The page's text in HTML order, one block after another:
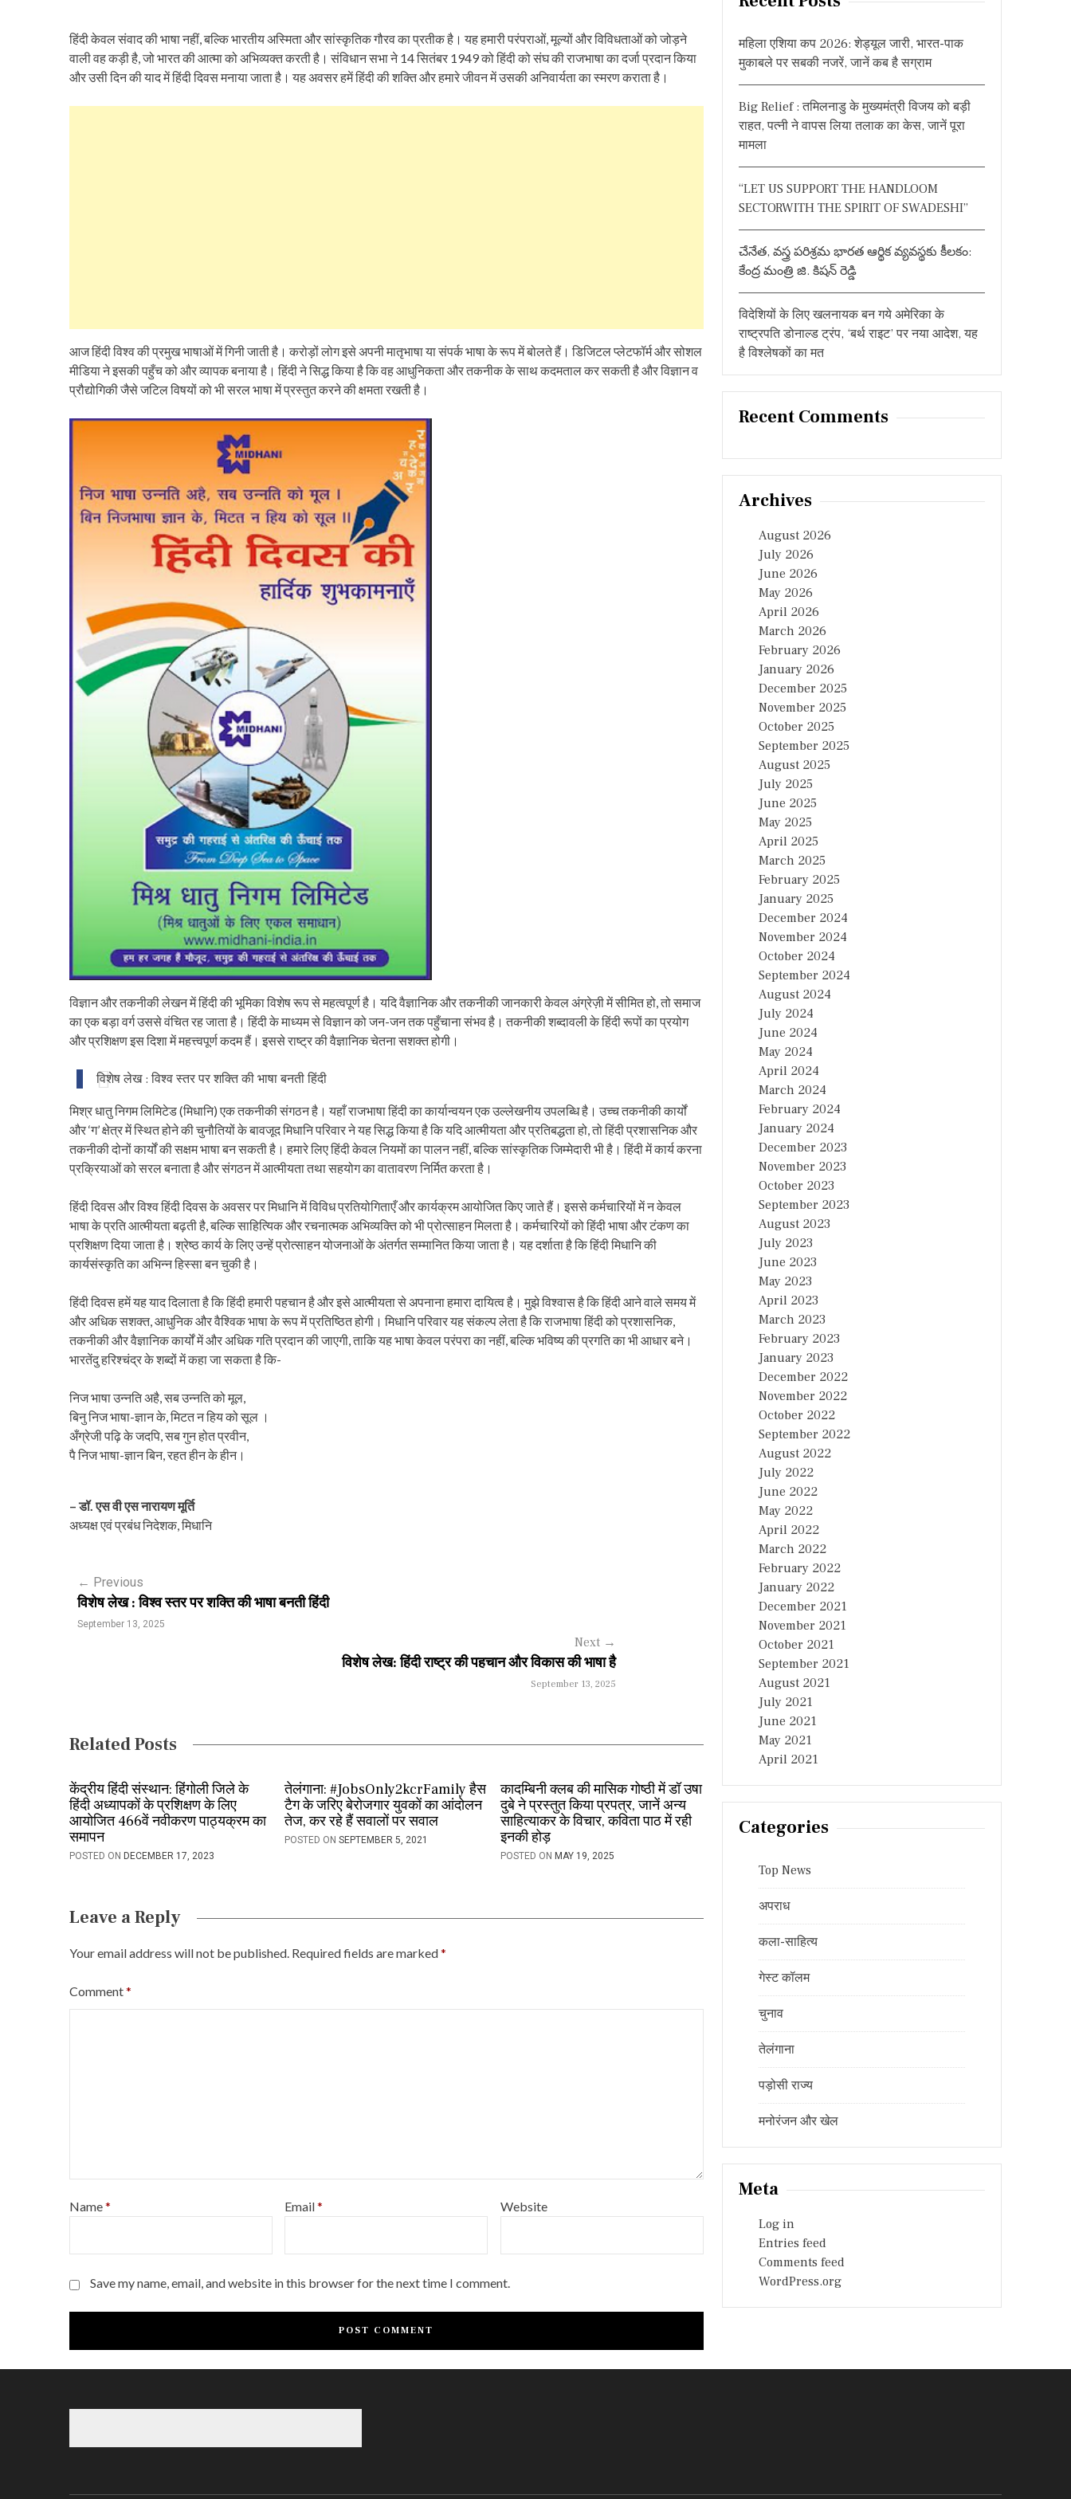
हिंदी केवल संवाद की भाषा नहीं, बल्कि भारतीय अस्मिता और सांस्कृतिक गौरव का प्रतीक है। यह हमारी परंपराओं, मूल्यों और विविधताओं को जोड़ने
वाली वह कड़ी है, जो भारत की आत्मा को अभिव्यक्त करती है। संविधान सभा ने 14 सितंबर 1949 को हिंदी को संघ की राजभाषा का दर्जा प्रदान किया
और उसी दिन की याद में हिंदी दिवस मनाया जाता है। यह अवसर हमें हिंदी की शक्ति और हमारे जीवन में उसकी अनिवार्यता का स्मरण कराता है।
आज हिंदी विश्व की प्रमुख भाषाओं में गिनी जाती है। करोड़ों लोग इसे अपनी मातृभाषा या संपर्क भाषा के रूप में बोलते हैं। डिजिटल प्लेटफॉर्म और सोशल
मीडिया ने इसकी पहुँच को और व्यापक बनाया है। हिंदी ने सिद्ध किया है कि वह आधुनिकता और तकनीक के साथ कदमताल कर सकती है और विज्ञान व
प्रौद्योगिकी जैसे जटिल विषयों को भी सरल भाषा में प्रस्तुत करने की क्षमता रखती है।
विज्ञान और तकनीकी लेखन में हिंदी की भूमिका विशेष रूप से महत्वपूर्ण है। यदि वैज्ञानिक और तकनीकी जानकारी केवल अंग्रेज़ी में सीमित हो, तो समाज
का एक बड़ा वर्ग उससे वंचित रह जाता है। हिंदी के माध्यम से विज्ञान को जन-जन तक पहुँचाना संभव है। तकनीकी शब्दावली के हिंदी रूपों का प्रयोग
और प्रशिक्षण इस दिशा में महत्त्वपूर्ण कदम हैं। इससे राष्ट्र की वैज्ञानिक चेतना सशक्त होगी।
विशेष लेख : विश्व स्तर पर शक्ति की भाषा बनती हिंदी
मिश्र धातु निगम लिमिटेड (मिधानि) एक तकनीकी संगठन है। यहाँ राजभाषा हिंदी का कार्यान्वयन एक उल्लेखनीय उपलब्धि है। उच्च तकनीकी कार्यों
और ‘ग’ क्षेत्र में स्थित होने की चुनौतियों के बावजूद मिधानि परिवार ने यह सिद्ध किया है कि यदि आत्मीयता और प्रतिबद्धता हो, तो हिंदी प्रशासनिक और
तकनीकी दोनों कार्यों की सक्षम भाषा बन सकती है। हमारे लिए हिंदी केवल नियमों का पालन नहीं, बल्कि सांस्कृतिक जिम्मेदारी भी है। हिंदी में कार्य करना
प्रक्रियाओं को सरल बनाता है और संगठन में आत्मीयता तथा सहयोग का वातावरण निर्मित करता है।
हिंदी दिवस और विश्व हिंदी दिवस के अवसर पर मिधानि में विविध प्रतियोगिताएँ और कार्यक्रम आयोजित किए जाते हैं। इससे कर्मचारियों में न केवल
भाषा के प्रति आत्मीयता बढ़ती है, बल्कि साहित्यिक और रचनात्मक अभिव्यक्ति को भी प्रोत्साहन मिलता है। कर्मचारियों को हिंदी भाषा और टंकण का
प्रशिक्षण दिया जाता है। श्रेष्ठ कार्य के लिए उन्हें प्रोत्साहन योजनाओं के अंतर्गत सम्मानित किया जाता है। यह दर्शाता है कि हिंदी मिधानि की
कार्यसंस्कृति का अभिन्न हिस्सा बन चुकी है।
हिंदी दिवस हमें यह याद दिलाता है कि हिंदी हमारी पहचान है और इसे आत्मीयता से अपनाना हमारा दायित्व है। मुझे विश्वास है कि हिंदी आने वाले समय में
और अधिक सशक्त, आधुनिक और वैश्विक भाषा के रूप में प्रतिष्ठित होगी। मिधानि परिवार यह संकल्प लेता है कि राजभाषा हिंदी को प्रशासनिक,
तकनीकी और वैज्ञानिक कार्यों में और अधिक गति प्रदान की जाएगी, ताकि यह भाषा केवल परंपरा का नहीं, बल्कि भविष्य की प्रगति का भी आधार बने।
भारतेंदु हरिश्चंद्र के शब्दों में कहा जा सकता है कि-
निज भाषा उन्नति अहै, सब उन्नति को मूल,
बिनु निज भाषा-ज्ञान के, मिटत न हिय को सूल ।
अँग्रेजी पढ़ि के जदपि, सब गुन होत प्रवीन,
पै निज भाषा-ज्ञान बिन, रहत हीन के हीन।
– डॉ. एस वी एस नारायण मूर्ति
अध्यक्ष एवं प्रबंध निदेशक, मिधानि
P
o
v
i
g
a
o
n
← Previous
विशेष लेख : विश्व स्तर पर शक्ति की भाषा बनती हिंदी
September 13, 2025
Next →
विशेष लेख: हिंदी राष्ट्र की पहचान और विकास की भाषा है
September 13, 2025
Related Posts
केंद्रीय हिंदी संस्थान: हिंगोली जिले के
हिंदी अध्यापकों के प्रशिक्षण के लिए
आयोजित 466वें नवीकरण पाठ्यक्रम का
समापन
POSTED ON DECEMBER 17, 2023
तेलंगाना: #jobsOnly2kcrFamily हैस
टैग के जरिए बेरोजगार युवकों का आंदोलन
तेज, कर रहे हैं सवालों पर सवाल
POSTED ONSEPTEMBER 5, 2021
कादम्बिनी क्लब की मासिक गोष्ठी में डॉ उषा
दुबे ने प्रस्तुत किया प्रपत्र, जानें अन्य
साहित्याकर के विचार, कविता पाठ में रही
इनकी होड़
POSTED ON MAY 19, 2025
Leave a Reply
Your email address will not be published. Required fields are marked*
Comment*
Name* Email* Website
Save my name, email, and website in this browser for the next time I comment.
महिला एशिया कप 2026: शेड्यूल जारी, भारत-पाक
मुकाबले पर सबकी नजरें, जानें कब है सग्राम
Big Relief : तमिलनाडु के मुख्यमंत्री विजय को बड़ी
राहत, पत्नी ने वापस लिया तलाक का केस, जानें पूरा
मामला
“LET US SUPPORT THE HANDLOOM
SECTORWITH THE SPIRIT OF SWADESHI”
చేనేత, వస్త్ర పరిశ్రమ భారత ఆర్థిక వ్యవస్థకు కీలకం:
కేంద్ర మంత్రి జి. కిషన్ రెడ్డి
विदेशियों के लिए खलनायक बन गये अमेरिका के
राष्ट्रपति डोनाल्ड ट्रंप, ‘बर्थ राइट’ पर नया आदेश, यह
है विश्लेषकों का मत
Recent Comments
Archives
August 2026
July 2026
June 2026
May 2026
April 2026
March 2026
February 2026
January 2026
December 2025
November 2025
October 2025
September 2025
August 2025
July 2025
June 2025
May 2025
April 2025
March 2025
February 2025
January 2025
December 2024
November 2024
October 2024
September 2024
August 2024
July 2024
June 2024
May 2024
April 2024
March 2024
February 2024
January 2024
December 2023
November 2023
October 2023
September 2023
August 2023
July 2023
June 2023
May 2023
April 2023
March 2023
February 2023
January 2023
December 2022
November 2022
October 2022
September 2022
August 2022
July 2022
June 2022
May 2022
April 2022
March 2022
February 2022
January 2022
December 2021
November 2021
October 2021
September 2021
August 2021
July 2021
June 2021
May 2021
April 2021
Categories
Top News
अपराध
कला-साहित्य
गेस्ट कॉलम
चुनाव
तेलंगाना
पड़ोसी राज्य
मनोरंजन और खेल
Meta
Log in
Entries feed
Comments feed
WordPress.org